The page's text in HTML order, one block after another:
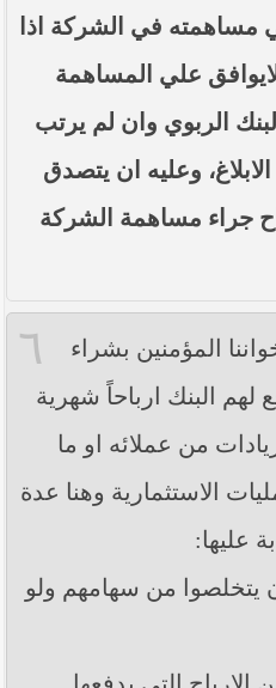
مساهمته في الشركة اذا
لايوافق علي المساهمة
الربوي وان لم يرتب
وعليه ان يتصدق
جراء مساهمة الشركة
٦
المؤمنين بشراء
لهم البنك ارباحاً شهرية
من عملائه او ما
الاستثمارية وهنا عدة
عليها:
يتخلصوا من سهامهم ولو